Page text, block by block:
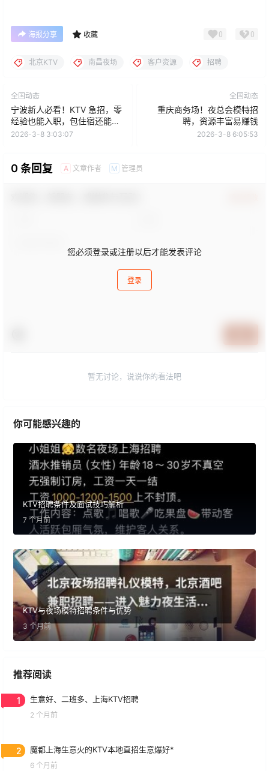
海报分享 收藏 0 0
北京KTV 南昌夜场 客户资源 招聘
全国动态
宁波新人必看！KTV 急招，零
经验也能入职，包住宿还能快
速上岸买房买车
2026-3-8 3:03:07
全国动态
重庆商务场！夜总会模特招
聘，资源丰富易赚钱
2026-3-8 6:05:53
0 条回复 A 文章作者 M 管理员
您必须登录或注册以后才能发表评论
登录
暂无讨论，说说你的看法吧
你可能感兴趣的
KTV招聘条件及面试技巧解析
7 个月前
KTV与夜场模特招聘条件与优势
3 个月前
推荐阅读
1 生意好、二班多、上海KTV招聘
2 个月前
2 魔都上海生意火的KTV本地直招生意爆好*
6 个月前